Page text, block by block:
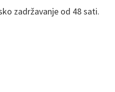
zadržavanje od 48 sati.